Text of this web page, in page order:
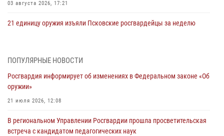
03 августа 2026, 17:21
21 единицу оружия изъяли Псковские росгвардейцы за неделю
Росгвардейцы принимают участие в обеспечении общественной
02 августа 2026, 13:28
За минувшие сутки Псковские росгвардейцы выезжали два раза на
31 июля 2026, 13:53
ПОПУЛЯРНЫЕ НОВОСТИ
Росгвардия информирует об изменениях в Федеральном законе «Об
оружии»
21 июля 2026, 12:08
В региональном Управлении Росгвардии прошла просветительская
встреча с кандидатом педагогических наук